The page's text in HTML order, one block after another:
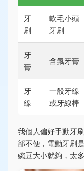
牙
刷
軟毛小頭
牙刷
牙
膏
含氟牙膏
牙
線
一般牙線
或牙線棒
我個人偏好手動牙
部不便，電動牙刷
豌豆大小就夠，太